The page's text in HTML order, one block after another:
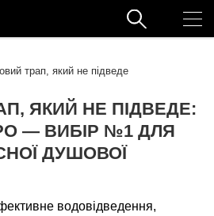
трап, який не підведе
ЯКИЙ НЕ ПІДВЕДЕ:
— ВИБІР №1 ДЛЯ
ДУШОВОЇ
водовідведення,